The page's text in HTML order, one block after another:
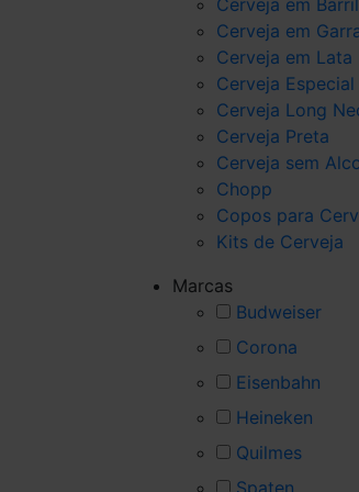
Cerveja em
Cerveja em Lata
Cerveja Especial
Cerveja Long
Cerveja Preta
Cerveja sem
Chopp
Copos para
Kits de Cerveja
Marcas
Budweiser
Corona
Eisenbahn
Heineken
Quilmes
Spaten